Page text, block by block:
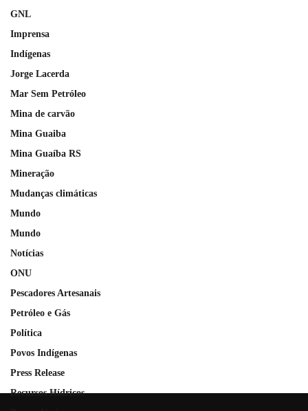
GNL
Imprensa
Indígenas
Jorge Lacerda
Mar Sem Petróleo
Mina de carvão
Mina Guaiba
Mina Guaíba RS
Mineração
Mudanças climáticas
Mundo
Mundo
Notícias
ONU
Pescadores Artesanais
Petróleo e Gás
Política
Povos Indígenas
Press Release
Recursos Hídricos